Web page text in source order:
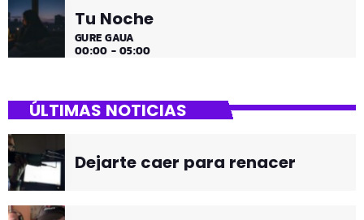
Tu Noche
GURE GAUA
00:00 - 05:00
ÚLTIMAS NOTICIAS
Dejarte caer para renacer